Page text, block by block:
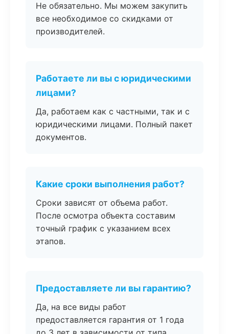
Не обязательно. Мы можем закупить
все необходимое со скидками от
производителей.
Работаете ли вы с юридическими
лицами?
Да, работаем как с частными, так и с
юридическими лицами. Полный пакет
документов.
Какие сроки выполнения работ?
Сроки зависят от объема работ.
После осмотра объекта составим
точный график с указанием всех
этапов.
Предоставляете ли вы гарантию?
Да, на все виды работ
предоставляется гарантия от 1 года